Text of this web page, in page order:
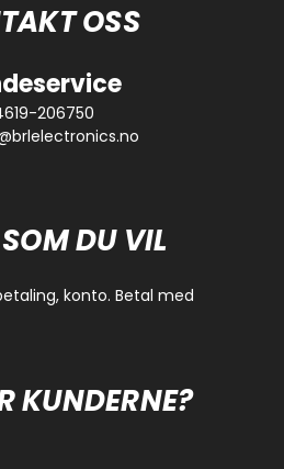
OSS
206750
DU VIL
KUNDERNE?